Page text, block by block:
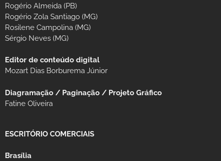
Rogério Almeida (PB)
Rogério Zola Santiago (MG)
Rosilene Campolina (MG)
Sérgio Neves (MG)
Editor de conteúdo digital
Mozart Dias Borburema Júnior
Diagramação / Paginação / Projeto Gráfico
Fatine Oliveira
ESCRITÓRIO COMERCIAIS
Brasília